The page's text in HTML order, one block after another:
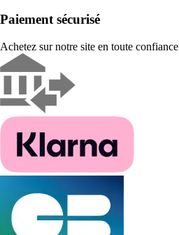
Paiement sécurisé
Achetez sur notre site en toute confiance